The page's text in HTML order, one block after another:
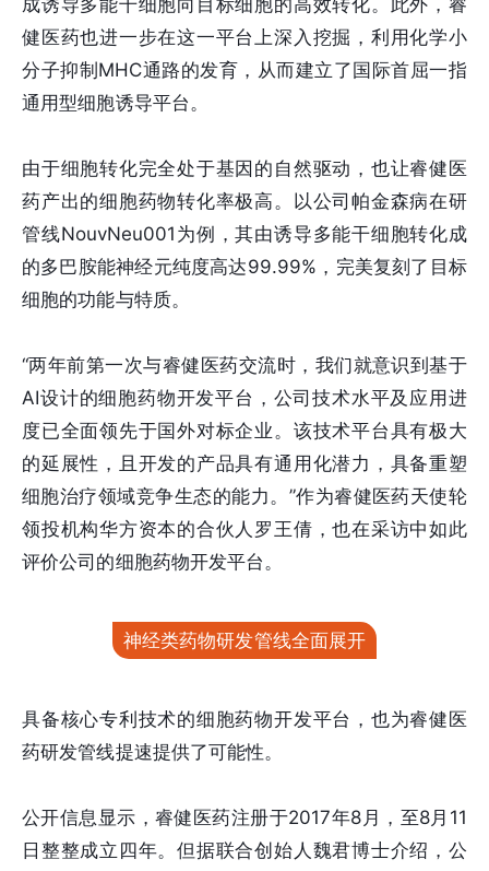
成诱导多能干细胞向目标细胞的高效转化。此外，睿
健医药也进一步在这一平台上深入挖掘，利用化学小
分子抑制MHC通路的发育，从而建立了国际首屈一指
通用型细胞诱导平台。
由于细胞转化完全处于基因的自然驱动，也让睿健医
药产出的细胞药物转化率极高。以公司帕金森病在研
管线NouvNeu001为例，其由诱导多能干细胞转化成
的多巴胺能神经元纯度高达99.99%，完美复刻了目标
细胞的功能与特质。
“两年前第一次与睿健医药交流时，我们就意识到基于
AI设计的细胞药物开发平台，公司技术水平及应用进
度已全面领先于国外对标企业。该技术平台具有极大
的延展性，且开发的产品具有通用化潜力，具备重塑
细胞治疗领域竞争生态的能力。”作为睿健医药天使轮
领投机构华方资本的合伙人罗王倩，也在采访中如此
评价公司的细胞药物开发平台。
神经类药物研发管线全面展开
具备核心专利技术的细胞药物开发平台，也为睿健医
药研发管线提速提供了可能性。
公开信息显示，睿健医药注册于2017年8月，至8月11
日整整成立四年。但据联合创始人魏君博士介绍，公